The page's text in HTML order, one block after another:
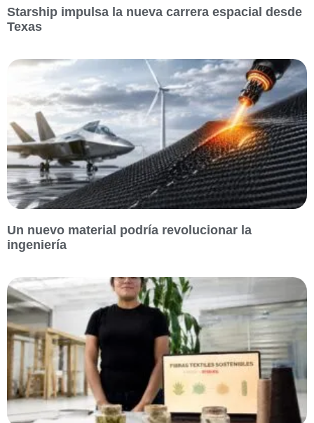
Starship impulsa la nueva carrera espacial desde
Texas
Un nuevo material podría revolucionar la
ingeniería